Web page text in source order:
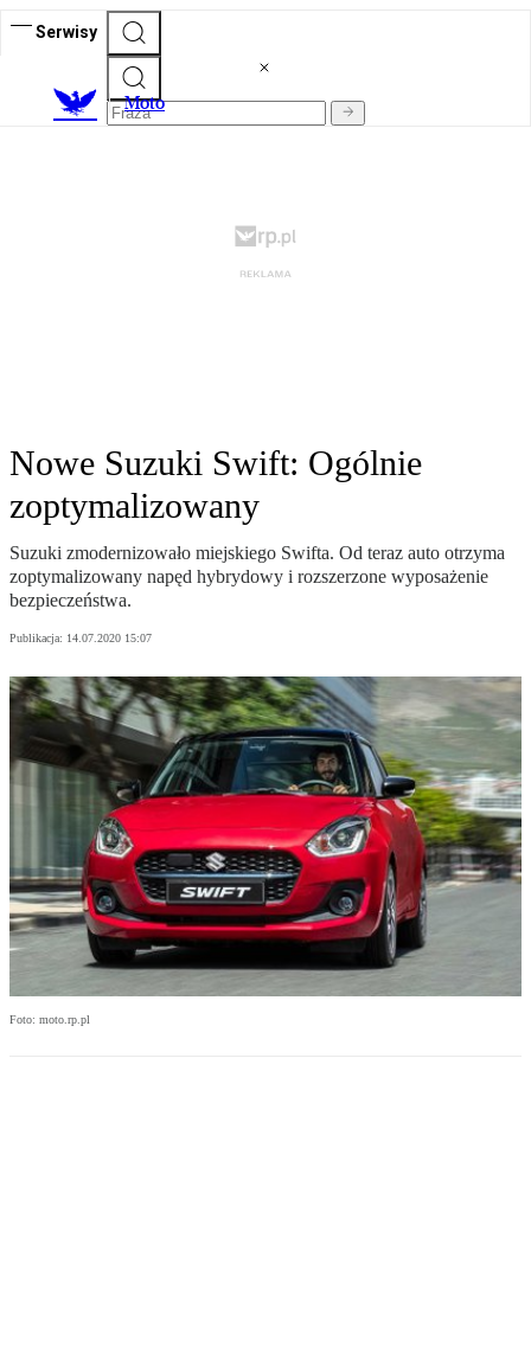
Serwisy
Moto
Nowe Suzuki Swift: Ogólnie
zoptymalizowany
Suzuki zmodernizowało miejskiego Swifta. Od teraz auto otrzyma
zoptymalizowany napęd hybrydowy i rozszerzone wyposażenie
bezpieczeństwa.
Publikacja: 14.07.2020 15:07
Foto: moto.rp.pl